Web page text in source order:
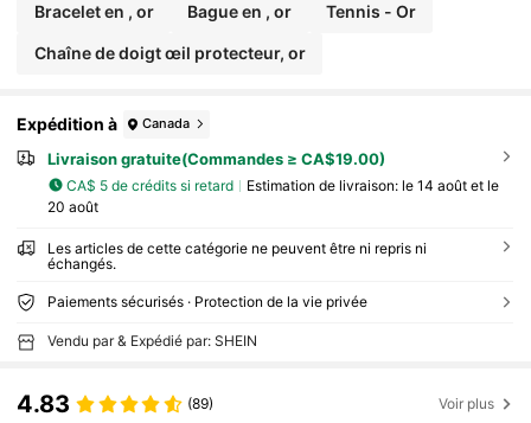
Bracelet en , or Bague en , or Tennis - Or
Chaîne de doigt œil protecteur, or
Expédition à Canada
Livraison gratuite(Commandes ≥ CA$19.00)
CA$ 5 de crédits si retard Estimation de livraison: le 14 août et le
20 août
Les articles de cette catégorie ne peuvent être ni repris ni
échangés.
Paiements sécurisés · Protection de la vie privée
Vendu par & Expédié par: SHEIN
4.83 (89) Voir plus